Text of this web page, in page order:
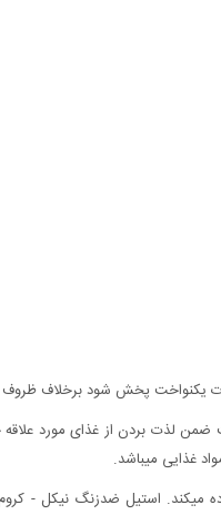
بردن از غذای مورد علاقه
غذایی میباشد.